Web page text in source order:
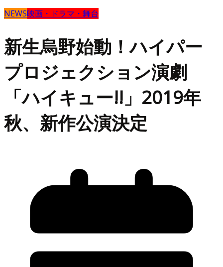
NEWS映画・ドラマ・舞台
新生烏野始動！ハイパー
プロジェクション演劇
「ハイキュー!!」2019年
秋、新作公演決定